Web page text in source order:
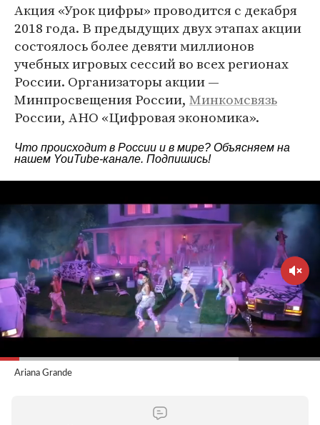
Акция «Урок цифры» проводится с декабря
2018 года. В предыдущих двух этапах акции
состоялось более девяти миллионов
учебных игровых сессий во всех регионах
России. Организаторы акции —
Минпросвещения России, Минкомсвязь
России, АНО «Цифровая экономика».
Что происходит в России и в мире? Объясняем на
нашем YouTube-канале. Подпишись!
Ariana Grande